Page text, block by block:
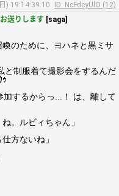
) 19:14:39.10
ID: NcFdcyUlO (12)
送りします [saga]
のために、ヨハネと黒ミサ
と制服着て撮影会をするんだ
するからっ...！ は、離して
。ルビィちゃん」
方ないね」